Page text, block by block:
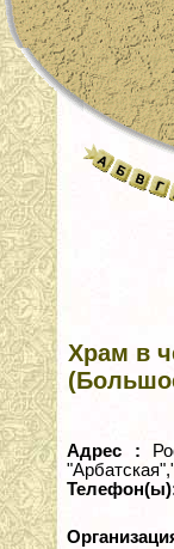
Храм в
Адрес :